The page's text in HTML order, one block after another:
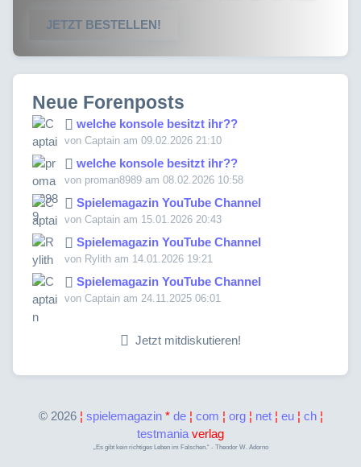
JETZT BESTELLEN!
Neue Forenposts
welche konsole besitzt ihr??
von Captain am 09.02.2026 21:10
welche konsole besitzt ihr??
von proman8989 am 08.02.2026 10:58
Spielemagazin YouTube Channel
von Captain am 15.01.2026 20:43
Spielemagazin YouTube Channel
von Rylith am 14.01.2026 19:21
Spielemagazin YouTube Channel
von Captain am 24.11.2025 06:01
Jetzt mitdiskutieren!
© 2026 ¦ spielemagazin* de ¦ com ¦ org ¦ net ¦ eu ¦ ch ¦
testmaniaverlag
„Es gibt kein richtiges Leben im Falschen.“ - Theodor W. Adorno